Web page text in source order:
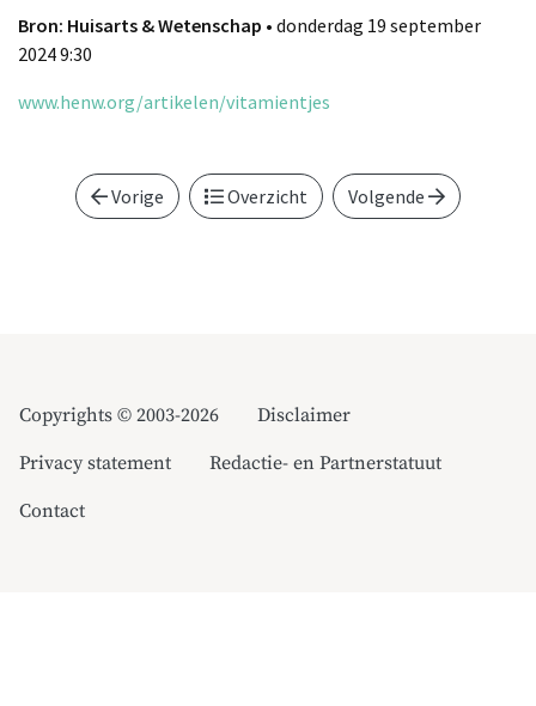
Bron: Huisarts & Wetenschap • donderdag 19 september
2024 9:30
www.henw.org/artikelen/vitamientjes
Vorige Overzicht Volgende
Copyrights © 2003-2026
Disclaimer
Privacy statement
Redactie- en Partnerstatuut
Contact